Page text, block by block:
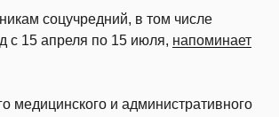
соцучредний, в том числе
с 15 апреля по 15 июля, напоминает
медицинского и административного